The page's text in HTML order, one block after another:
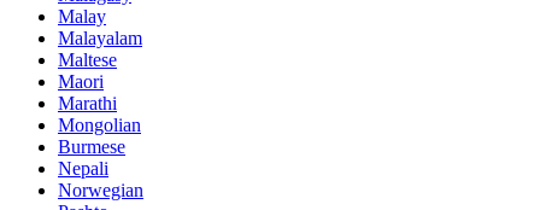
Malay
Malayalam
Maltese
Maori
Marathi
Mongolian
Burmese
Nepali
Norwegian